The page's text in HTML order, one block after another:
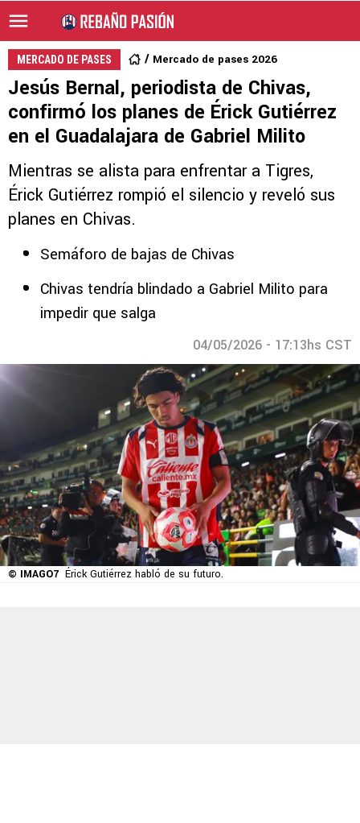
MERCADO DE PASES Mercado de pases 2026
Jesús Bernal, periodista de Chivas,
confirmó los planes de Érick Gutiérrez
en el Guadalajara de Gabriel Milito
Mientras se alista para enfrentar a Tigres,
Érick Gutiérrez rompió el silencio y reveló sus
planes en Chivas.
Semáforo de bajas de Chivas
Chivas tendría blindado a Gabriel Milito para
impedir que salga
04/05/2026 - 17:13hs CST
© IMAGO7 Érick Gutiérrez habló de su futuro.